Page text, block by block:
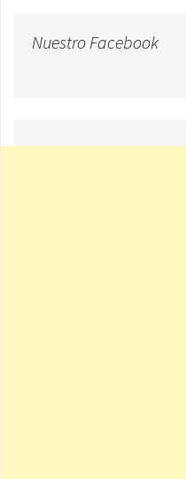
Nuestro Facebook